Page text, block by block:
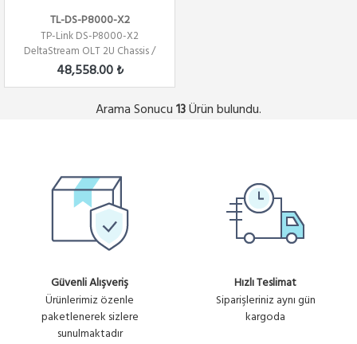
TL-DS-P8000-X2
TP-Link DS-P8000-X2
DeltaStream OLT 2U Chassis /
GPON Optical Lin...
48,558.00 ₺
Arama Sonucu 13Ürün bulundu.
Güvenli Alışveriş
Ürünlerimiz özenle
paketlenerek sizlere
sunulmaktadır
Hızlı Teslimat
Siparişleriniz aynı gün
kargoda